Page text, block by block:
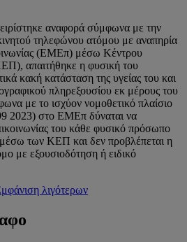
αναφορά σύμφωνα με την
τηλεφώνου ατόμου με αναπηρία
(ΕΜΕπ) μέσω Κέντρου
απαιτήθηκε η φυσική του
κακή κατάσταση της υγείας του και
πληρεξουσίου εκ μέρους του
με το ισχύον νομοθετικό πλαίσιο
στο ΕΜΕπ δύναται να
του κάθε φυσικό πρόσωπο
των ΚΕΠ και δεν προβλέπεται η
με εξουσιοδότηση ή ειδικό
λιγότερων